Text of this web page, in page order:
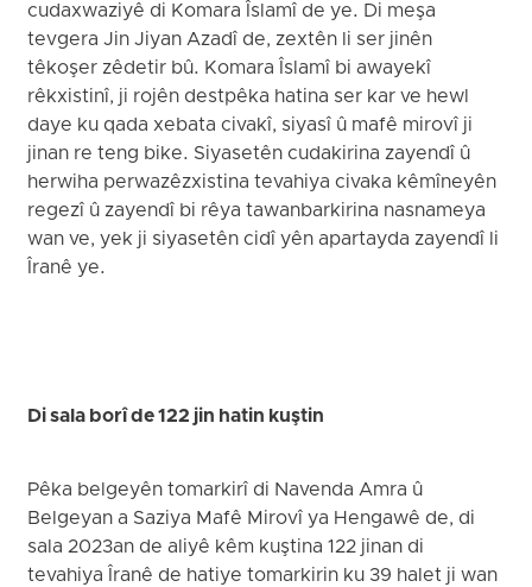
cudaxwaziyê di Komara Îslamî de ye. Di meşa
tevgera Jin Jiyan Azadî de, zextên li ser jinên
têkoşer zêdetir bû. Komara Îslamî bi awayekî
rêkxistinî, ji rojên destpêka hatina ser kar ve hewl
daye ku qada xebata civakî, siyasî û mafê mirovî ji
jinan re teng bike. Siyasetên cudakirina zayendî û
herwiha perwazêzxistina tevahiya civaka kêmîneyên
regezî û zayendî bi rêya tawanbarkirina nasnameya
wan ve, yek ji siyasetên cidî yên apartayda zayendî li
Îranê ye.
Di sala borî de 122 jin hatin kuştin
Pêka belgeyên tomarkirî di Navenda Amra û
Belgeyan a Saziya Mafê Mirovî ya Hengawê de, di
sala 2023an de aliyê kêm kuştina 122 jinan di
tevahiya Îranê de hatiye tomarkirin ku 39 halet ji wan